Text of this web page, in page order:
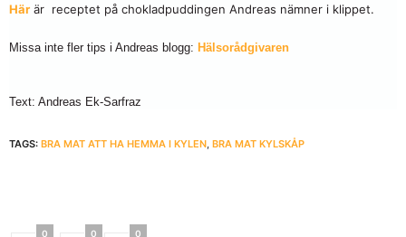
Här är receptet på chokladpuddingen Andreas nämner i klippet.
Missa inte fler tips i Andreas blogg: Hälsorådgivaren
Text: Andreas Ek-Sarfraz
TAGS: BRA MAT ATT HA HEMMA I KYLEN, BRA MAT KYLSKÅP
0 0 0